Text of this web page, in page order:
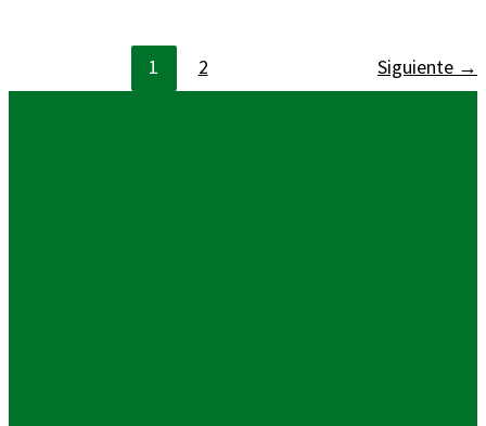
1 2 Siguiente →